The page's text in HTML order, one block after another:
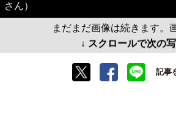
さん）
まだまだ画像は続きます。
↓ スクロールで次の
記事